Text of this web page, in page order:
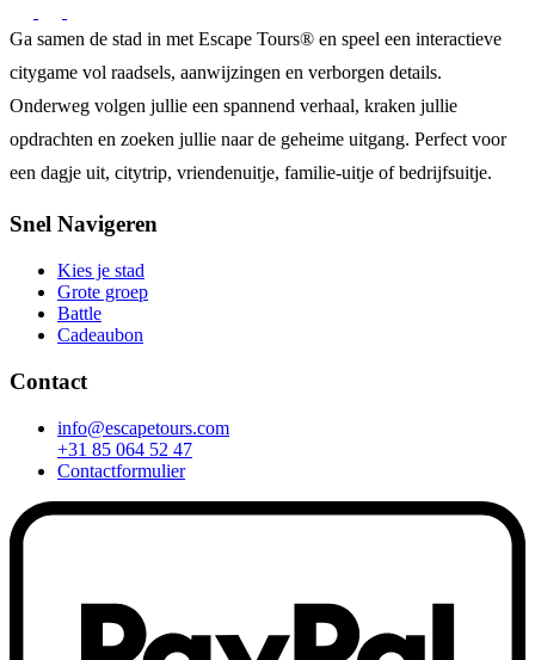
Ga samen de stad in met Escape Tours® en speel een interactieve
citygame vol raadsels, aanwijzingen en verborgen details.
Onderweg volgen jullie een spannend verhaal, kraken jullie
opdrachten en zoeken jullie naar de geheime uitgang. Perfect voor
een dagje uit, citytrip, vriendenuitje, familie-uitje of bedrijfsuitje.
Snel Navigeren
Kies je stad
Grote groep
Battle
Cadeaubon
Contact
info@escapetours.com
+31 85 064 52 47
Contactformulier